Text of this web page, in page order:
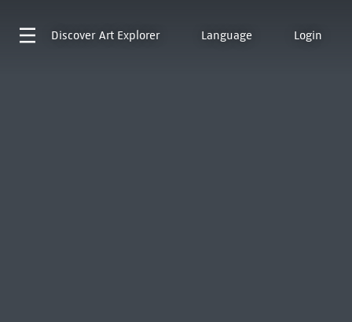
Discover Art Explorer Language Login